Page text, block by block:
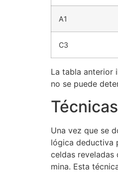
A1
C3
La tabla anterior
no se puede
Una vez que se
lógica deductiva
celdas reveladas
mina. Esta